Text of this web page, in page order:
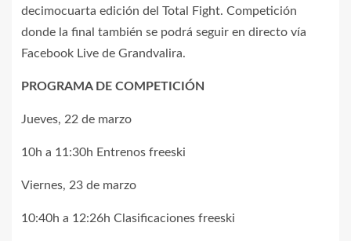
decimocuarta edición del Total Fight. Competición
donde la final también se podrá seguir en directo vía
Facebook Live de Grandvalira.
PROGRAMA DE COMPETICIÓN
Jueves, 22 de marzo
10h a 11:30h Entrenos freeski
Viernes, 23 de marzo
10:40h a 12:26h Clasificaciones freeski